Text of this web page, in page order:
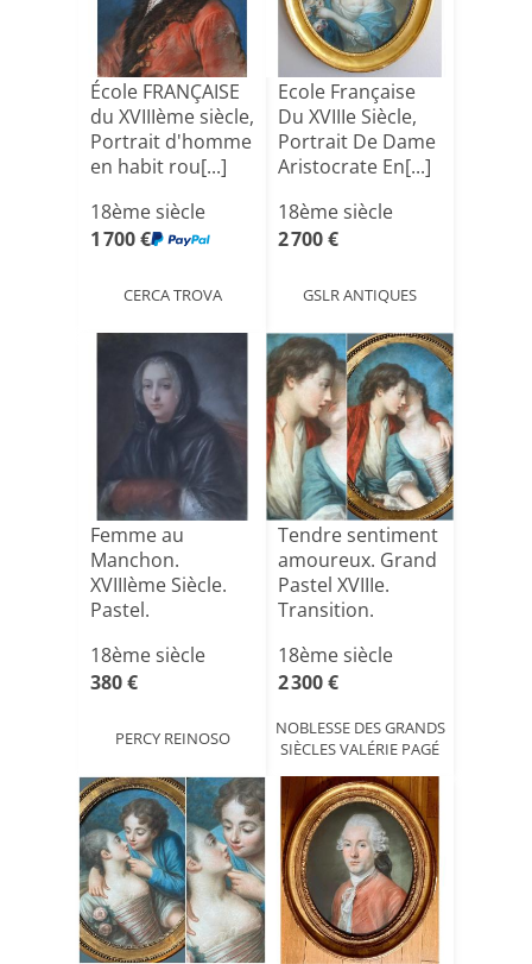
École FRANÇAISE
du XVIIIème siècle,
Portrait d'homme
en habit rou[...]
18ème siècle
1 700 €
CERCA TROVA
Ecole Française
Du XVIIIe Siècle,
Portrait De Dame
Aristocrate En[...]
18ème siècle
2 700 €
GSLR ANTIQUES
Femme au
Manchon.
XVIIIème Siècle.
Pastel.
18ème siècle
380 €
PERCY REINOSO
Tendre sentiment
amoureux. Grand
Pastel XVIIIe.
Transition.
18ème siècle
2 300 €
NOBLESSE DES GRANDS
SIÈCLES VALÉRIE PAGÉ